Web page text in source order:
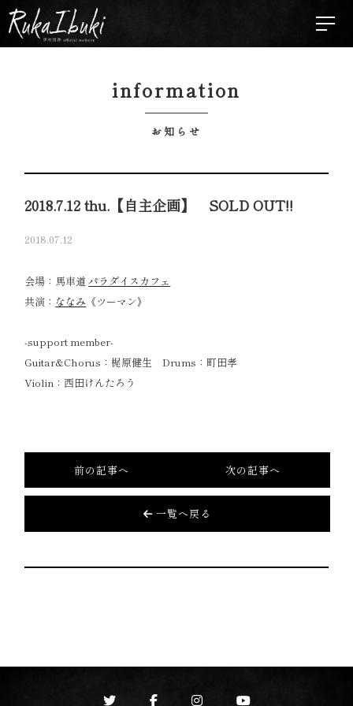
information
お知らせ
2018.7.12 thu.【自主企画】 SOLD OUT!!
2018.07.12
会場：馬車道パラダイスカフェ
共演： ななみ 《ツーマン》
-support member-
Guitar&Chorus：梶原健生 Drums：町田孝
Violin：西田けんたろう
前の記事へ 次の記事へ
一覧へ戻る